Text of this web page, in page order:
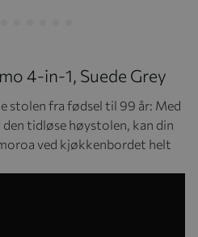
4-in-1, Suede Grey
stolen fra fødsel til 99 år: Med
tidløse høystolen, kan din
ved kjøkkenbordet helt